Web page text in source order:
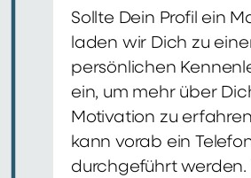
Sollte Dein Profil ein
laden wir Dich zu
persönlichen
ein, um mehr über
Motivation zu
kann vorab ein
durchgeführt